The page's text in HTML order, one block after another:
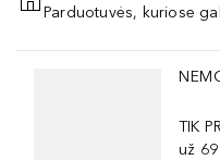
Parduotuvės, kuriose
Praleisti slankiklį
TIK
už